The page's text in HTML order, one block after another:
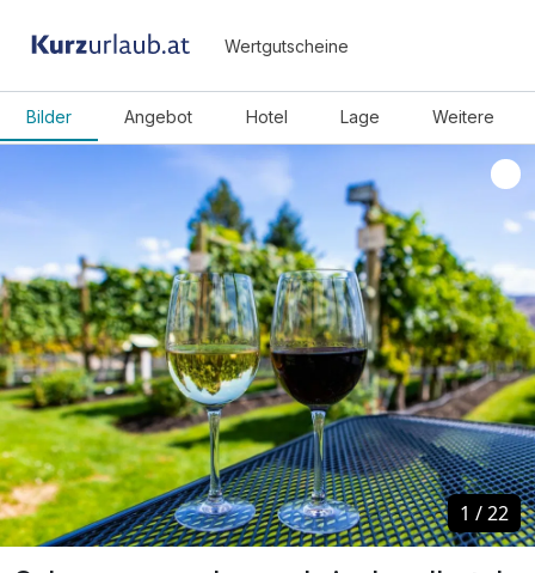
Wertgutscheine
Bilder Angebot Hotel Lage Weitere
1 /22
1 /22